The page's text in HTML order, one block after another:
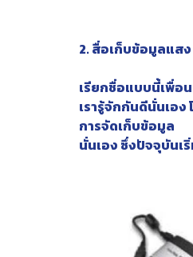
2. สื่อเก็บข้อมูลแส
เรียกชื่อแบบนี้เพื่อน
เรารู้จักกันดีนั่นเอ
การจัดเก็บข้อมูล
นั่นเอง ซึ่งปัจจุบันเ